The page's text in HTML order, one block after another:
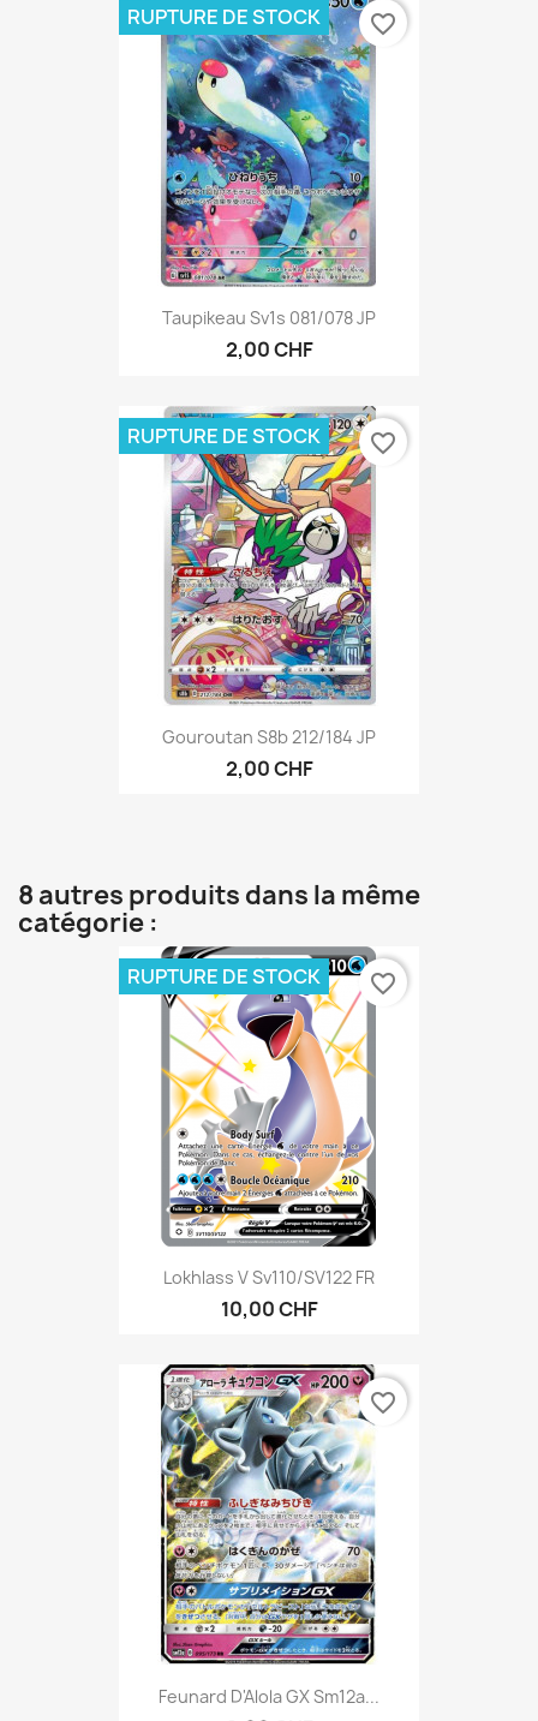
Taupikeau Sv1s 081/078 JP
2,00 CHF
RUPTURE DE STOCK favorite_border
Gouroutan S8b 212/184 JP
2,00 CHF
RUPTURE DE STOCK favorite_border
8 autres produits dans la même
catégorie :
Lokhlass V Sv110/SV122 FR
10,00 CHF
RUPTURE DE STOCK favorite_border
Feunard D'Alola GX Sm12a...
favorite_border